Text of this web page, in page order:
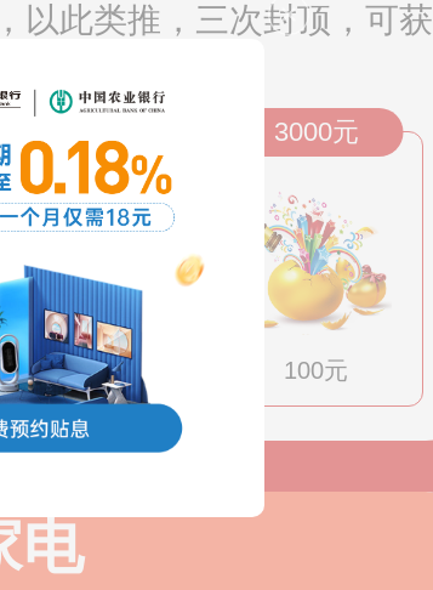
以此类推，三次封顶，可获
50元
3000元
100元
电